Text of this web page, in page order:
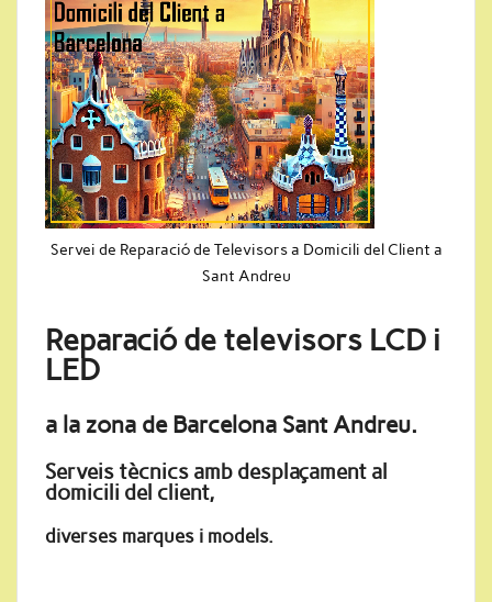
Servei de Reparació de Televisors a Domicili del Client a
Sant Andreu
Reparació de televisors LCD i
LED
a la zona de Barcelona Sant Andreu.
Serveis tècnics amb desplaçament al
domicili del client,
diverses marques i models.